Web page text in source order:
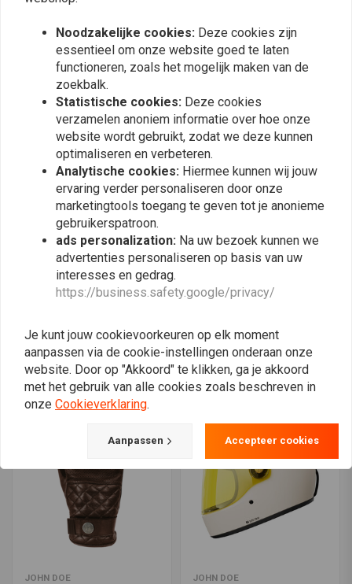
JOHN DOE
Grinder Gloves | Yellow
JOHN DOE
Stroker Cargo Jeans
Zwart XTM
LE
€299,-
Zwart/ Zwart | Ce-
Goedgekeurd
€199,-
JOHN DOE JOHN DOE
Noodzakelijke cookies: Deze cookies zijn
essentieel om onze website goed te laten
functioneren, zoals het mogelijk maken van de
zoekbalk.
Statistische cookies: Deze cookies
verzamelen anoniem informatie over hoe onze
website wordt gebruikt, zodat we deze kunnen
optimaliseren en verbeteren.
Analytische cookies: Hiermee kunnen wij jouw
ervaring verder personaliseren door onze
marketingtools toegang te geven tot je anonieme
gebruikerspatroon.
ads personalization: Na uw bezoek kunnen we
advertenties personaliseren op basis van uw
interesses en gedrag.
https://business.safety.google/privacy/
Je kunt jouw cookievoorkeuren op elk moment
aanpassen via de cookie-instellingen onderaan onze
website. Door op "Akkoord" te klikken, ga je akkoord
met het gebruik van alle cookies zoals beschreven in
onze Cookieverklaring.
Aanpassen Accepteer cookies